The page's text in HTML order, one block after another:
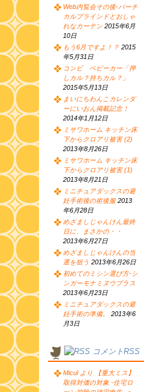
Web内覧会その後-バーチ
カルブラインドとおしゃ
れなカーテン 2015年6月
10日
もう6月ですよ！？ 2015
年5月31日
コンビ ベビーカー「押
しカル？持ちカル？」
2015年5月13日
まいにちわんこカレンダ
ーにいおん掲載記念！
2014年1月12日
ミサワホーム キッチン床
下からクロアリ被害 (2)
2013年8月26日
ミサワホーム キッチン床
下からクロアリ被害 (1)
2013年8月21日
ミニチュアダックスの避
妊手術後の術後服 2013
年6月28日
めざましじゃんけん最終
日に、まさかの・・
2013年6月27日
めざましじゃんけんの当
選を狙う 2013年6月26日
初めてのミシン選び方-シ
ンガーモナミヌウプラス
2013年6月23日
ミニチュアダックスの避
妊手術の準備。
2013年6
月3日
コメントRSS
Micul より 【重大ミス】
取得対価の対象 -住宅ロ